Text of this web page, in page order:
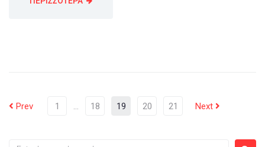
Prev 1 … 18 19 20 21 Next